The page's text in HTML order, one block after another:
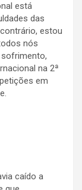
está
das
estou
nós
na 2ª
em
caído a